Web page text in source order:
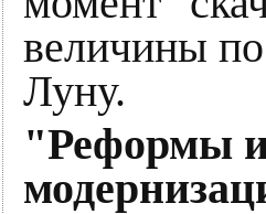
величины
Луну.
"Реформы и